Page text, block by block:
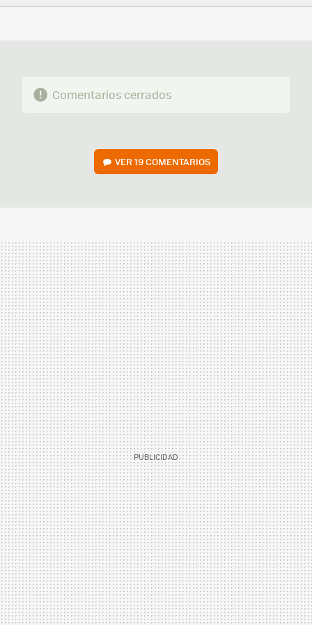
FACEBOOK
TWITTERFLIPBOARD
E-
WHATSAPP
Comentarios cerrados
VER19 COMENTARIOS